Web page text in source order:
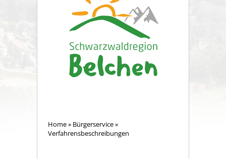
Home» Bürgerservice»
Verfahrensbeschreibungen